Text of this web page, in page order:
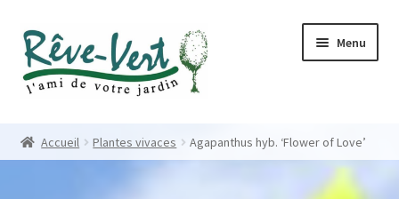
Skip
to
navigation
Skip
to
content
Menu
Accueil Plantes vivaces Agapanthus hyb. ‘Flower of Love’